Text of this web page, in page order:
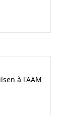
à l'AAM